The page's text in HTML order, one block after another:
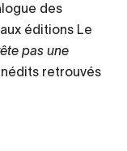
des
éditions Le
pas une
retrouvés